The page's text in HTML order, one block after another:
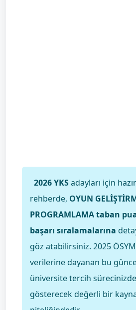
2026 YKSadayları için
rehberde, OYUN
PROGRAMLAMA taban
başarı sıralamalarına
göz atabilirsiniz. 2025 ÖSYM
verilerine dayanan bu
üniversite tercih
gösterecek değerli bir